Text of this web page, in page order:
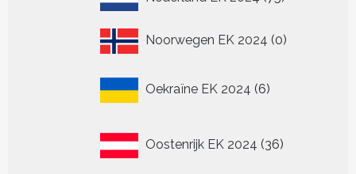
Noorwegen EK 2024 00
Oekraïne EK 2024 6
producten
Oostenrijk EK 2024 36
producten